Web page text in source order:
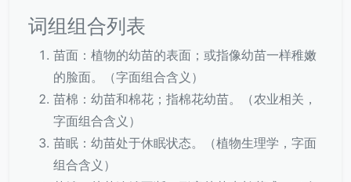
词组组合列表
苗面：植物的幼苗的表面；或指像幼苗一样稚嫩
的脸面。（字面组合含义）
苗棉：幼苗和棉花；指棉花幼苗。（农业相关，
字面组合含义）
苗眠：幼苗处于休眠状态。（植物生理学，字面
组合含义）